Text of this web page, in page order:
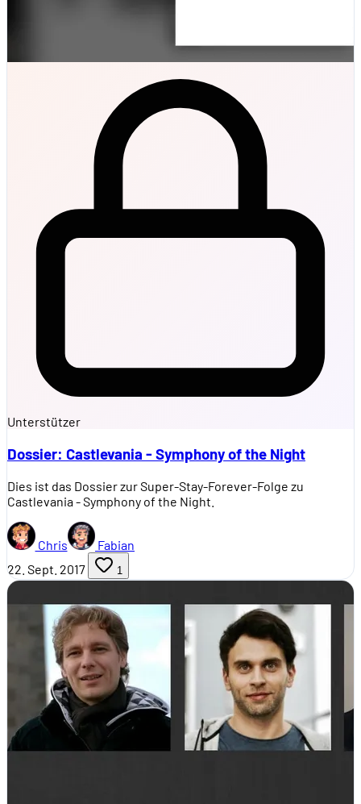
Unterstützer
Dossier: Castlevania - Symphony of the Night
Dies ist das Dossier zur Super-Stay-Forever-Folge zu
Castlevania - Symphony of the Night.
Chris
Fabian
22. Sept. 2017
1